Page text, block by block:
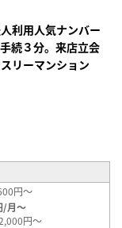
利用人気ナンバー
続３分。来店立会
リーマンション
円～
/月～
円～